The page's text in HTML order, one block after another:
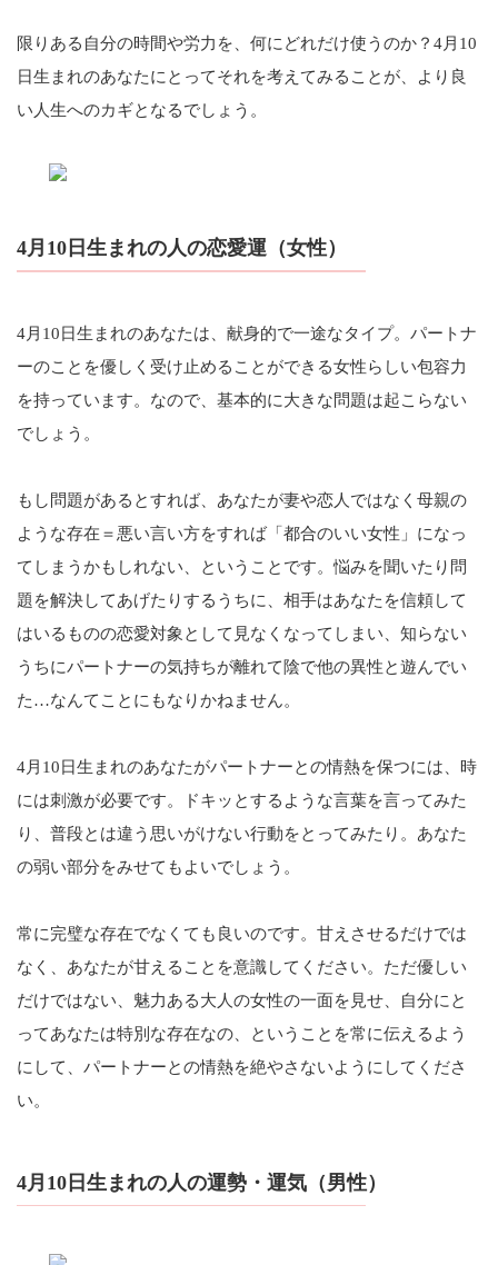
限りある自分の時間や労力を、何にどれだけ使うのか？4月10
日生まれのあなたにとってそれを考えてみることが、より良
い人生へのカギとなるでしょう。
4月10日生まれの人の恋愛運（女性）
4月10日生まれのあなたは、献身的で一途なタイプ。パートナ
ーのことを優しく受け止めることができる女性らしい包容力
を持っています。なので、基本的に大きな問題は起こらない
でしょう。
もし問題があるとすれば、あなたが妻や恋人ではなく母親の
ような存在＝悪い言い方をすれば「都合のいい女性」になっ
てしまうかもしれない、ということです。悩みを聞いたり問
題を解決してあげたりするうちに、相手はあなたを信頼して
はいるものの恋愛対象として見なくなってしまい、知らない
うちにパートナーの気持ちが離れて陰で他の異性と遊んでい
た…なんてことにもなりかねません。
4月10日生まれのあなたがパートナーとの情熱を保つには、時
には刺激が必要です。ドキッとするような言葉を言ってみた
り、普段とは違う思いがけない行動をとってみたり。あなた
の弱い部分をみせてもよいでしょう。
常に完璧な存在でなくても良いのです。甘えさせるだけでは
なく、あなたが甘えることを意識してください。ただ優しい
だけではない、魅力ある大人の女性の一面を見せ、自分にと
ってあなたは特別な存在なの、ということを常に伝えるよう
にして、パートナーとの情熱を絶やさないようにしてくださ
い。
4月10日生まれの人の運勢・運気（男性）